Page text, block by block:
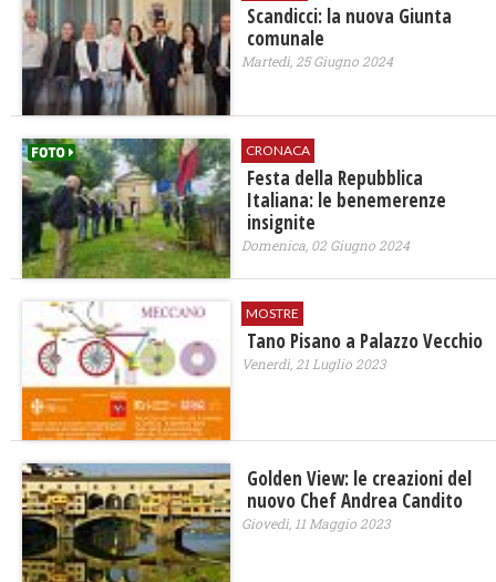
Scandicci: la nuova Giunta
comunale
Martedì, 25 Giugno 2024
CRONACA
Festa della Repubblica
Italiana: le benemerenze
insignite
Domenica, 02 Giugno 2024
MOSTRE
Tano Pisano a Palazzo Vecchio
Venerdì, 21 Luglio 2023
Golden View: le creazioni del
nuovo Chef Andrea Candito
Giovedì, 11 Maggio 2023